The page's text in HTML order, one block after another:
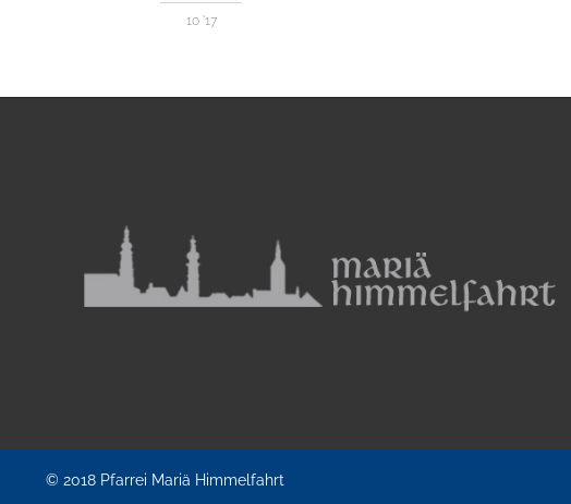
10 '17
© 2018 Pfarrei Mariä Himmelfahrt